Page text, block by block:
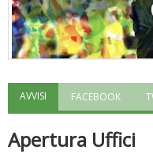
"Superare gli ostacoli": la
AVVISI FACEBOOK
Apertura Uffici